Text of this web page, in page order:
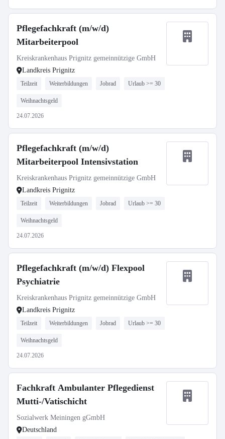
Pflegefachkraft (m/w/d)
Mitarbeiterpool
Kreiskrankenhaus Prignitz gemeinnützige GmbH
Landkreis Prignitz
Teilzeit Weiterbildungen Jobrad Urlaub >= 30
Weihnachtsgeld
24.07.2026
Pflegefachkraft (m/w/d)
Mitarbeiterpool Intensivstation
Kreiskrankenhaus Prignitz gemeinnützige GmbH
Landkreis Prignitz
Teilzeit Weiterbildungen Jobrad Urlaub >= 30
Weihnachtsgeld
24.07.2026
Pflegefachkraft (m/w/d) Flexpool
Psychiatrie
Kreiskrankenhaus Prignitz gemeinnützige GmbH
Landkreis Prignitz
Teilzeit Weiterbildungen Jobrad Urlaub >= 30
Weihnachtsgeld
24.07.2026
Fachkraft Ambulanter Pflegedienst
Mutti-/Vatischicht
Sozialwerk Meiningen gGmbH
Deutschland